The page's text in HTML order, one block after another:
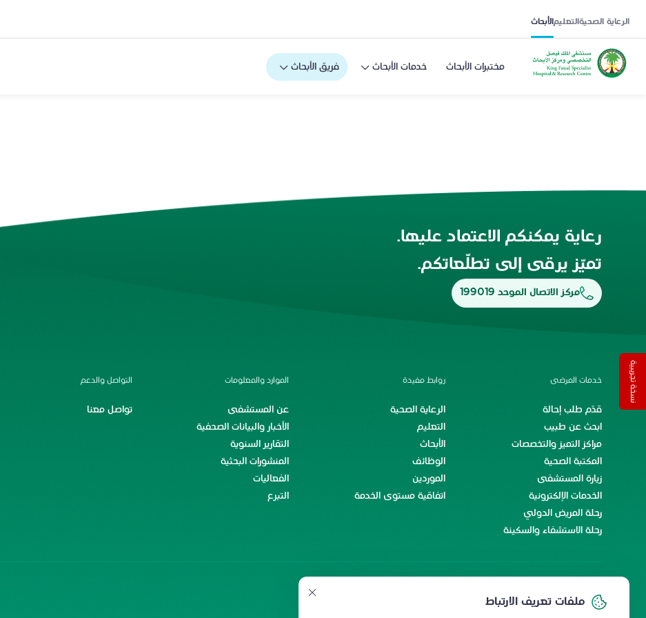
الرعاية الصحيةالتعليمالأبحاث
مختبرات الأبحاث خدمات الأبحاث فريق الأبحاث
ملفات تعريف الارتباط
رعاية يمكنكم الاعتماد عليها.
تميّز يرقى إلى تطلّعاتكم.
مركز الاتصال الموحد 199019
خدمات المرضى
قدّم طلب إحالة
ابحث عن طبيب
مراكز التميز والتخصصات
المكتبة الصحية
زيارة المستشفى
الخدمات الإلكترونية
رحلة المريض الدولي
رحلة الاستشفاء والسكينة
روابط مفيدة
الرعاية الصحية
التعليم
الأبحاث
الوظائف
الموردين
اتفاقية مستوى الخدمة
الموارد والمعلومات
عن المستشفى
الأخبار والبيانات الصحفية
التقارير السنوية
المنشورات البحثية
الفعاليات
التبرع
التواصل والدعم
تواصل معنا
نسخة تجريبية